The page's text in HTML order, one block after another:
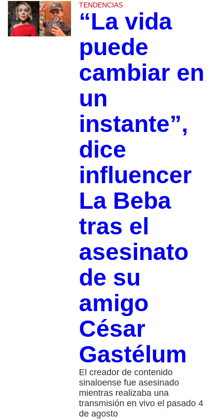
TENDENCIAS
“La vida
puede
cambiar en
un
instante”,
dice
influencer
La Beba
tras el
asesinato
de su
amigo
César
Gastélum
El creador de contenido
sinaloense fue asesinado
mientras realizaba una
transmisión en vivo el pasado 4
de agosto